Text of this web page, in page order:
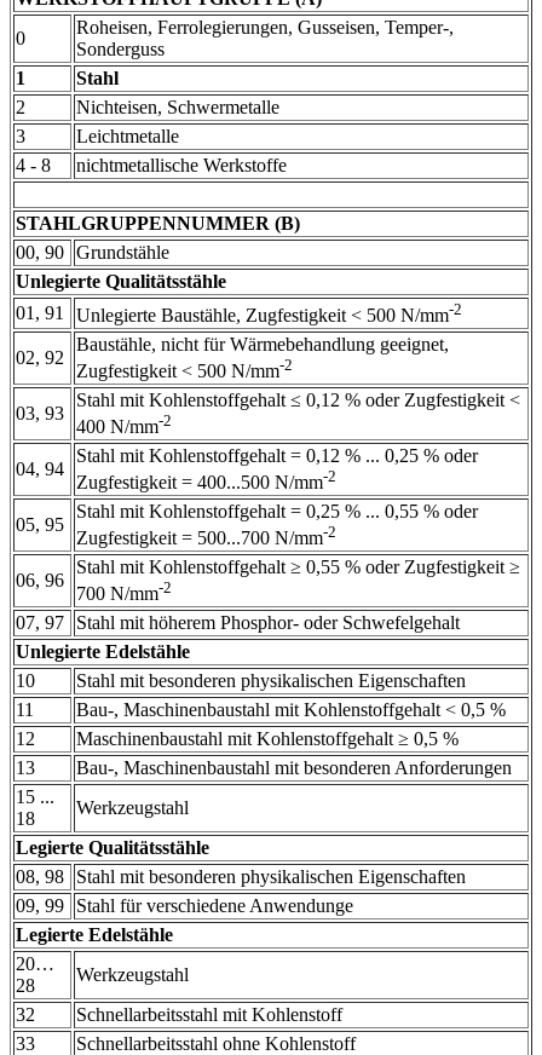
0
Roheisen, Ferrolegierungen, Gusseisen, Temper-,
Sonderguss
1
Stahl
2
Nichteisen, Schwermetalle
3
Leichtmetalle
4 - 8
nichtmetallische Werkstoffe
STAHLGRUPPENNUMMER (B)
00, 90 Grundstähle
Unlegierte Qualitätsstähle
01, 91
Unlegierte Baustähle, Zugfestigkeit < 500 N/mm-2
02, 92
Baustähle, nicht für Wärmebehandlung geeignet,
Zugfestigkeit < 500 N/mm-2
03, 93
Stahl mit Kohlenstoffgehalt ≤ 0,12 % oder Zugfestigkeit <
400 N/mm-2
04, 94
Stahl mit Kohlenstoffgehalt = 0,12 % ... 0,25 % oder
Zugfestigkeit = 400...500 N/mm-2
05, 95
Stahl mit Kohlenstoffgehalt = 0,25 % ... 0,55 % oder
Zugfestigkeit = 500...700 N/mm-2
06, 96
Stahl mit Kohlenstoffgehalt ≥ 0,55 % oder Zugfestigkeit ≥
700 N/mm-2
07, 97
Stahl mit höherem Phosphor- oder Schwefelgehalt
Unlegierte Edelstähle
10
Stahl mit besonderen physikalischen Eigenschaften
11
Bau-, Maschinenbaustahl mit Kohlenstoffgehalt < 0,5 %
12
Maschinenbaustahl mit Kohlenstoffgehalt ≥ 0,5 %
13
Bau-, Maschinenbaustahl mit besonderen Anforderungen
15 ...
18
Werkzeugstahl
Legierte Qualitätsstähle
08, 98
Stahl mit besonderen physikalischen Eigenschaften
09, 99
Stahl für verschiedene Anwendunge
Legierte Edelstähle
20…
28
Werkzeugstahl
32
Schnellarbeitsstahl mit Kohlenstoff
33
Schnellarbeitsstahl ohne Kohlenstoff